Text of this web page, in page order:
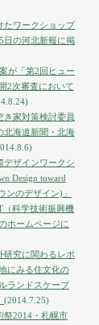
たワークショップ
日の河北新報に掲
が「第2回ヒュー
2次審査において
き家対策検討委員
北海道新聞・北海
デザインワークシ
Design toward
ンのデザイン)」
（科学技術振興機
ホームページに
研究に関わるレポ
にみる住文化の
ランドスケープ
(2014.7.25)
祭2014・札幌市